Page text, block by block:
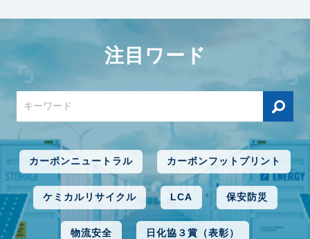
注目ワード
カーボンニュートラル カーボンフットプリント
ケミカルリサイクル LCA 保安防災
物流安全 日化協３賞（表彰）